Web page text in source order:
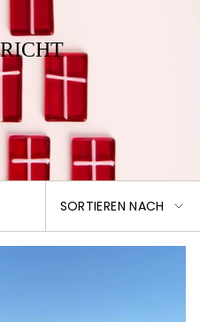
SORTIEREN
NACH
SORTIEREN NACH